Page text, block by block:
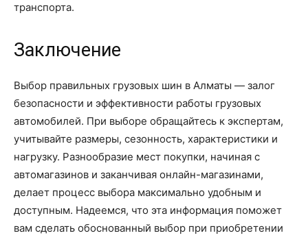
транспорта.
Заключение
Выбор правильных грузовых шин в Алматы — залог
безопасности и эффективности работы грузовых
автомобилей. При выборе обращайтесь к экспертам,
учитывайте размеры, сезонность, характеристики и
нагрузку. Разнообразие мест покупки, начиная с
автомагазинов и заканчивая онлайн-магазинами,
делает процесс выбора максимально удобным и
доступным. Надеемся, что эта информация поможет
вам сделать обоснованный выбор при приобретении